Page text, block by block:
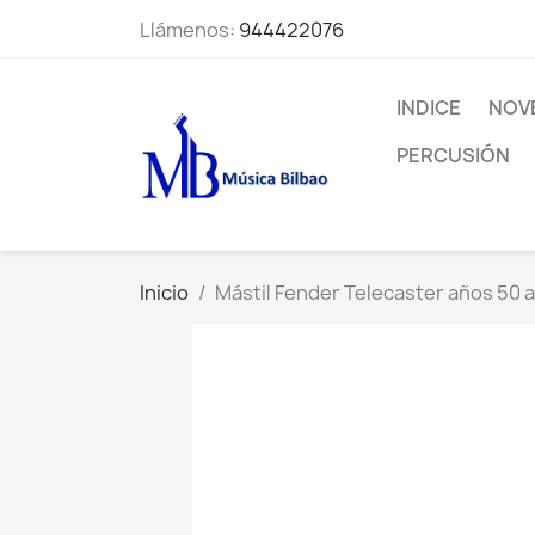
Llámenos: 944422076
INDICE
PERCUSIÓN
Inicio Mástil Fender Telecaster años 50